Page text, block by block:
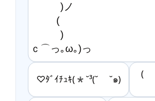
)ノ
(
)
ｃ⌒っ｡ω｡)っ
♡ﾀﾞｲﾁｭｷ(*˘³(˘ ˘๑)
(